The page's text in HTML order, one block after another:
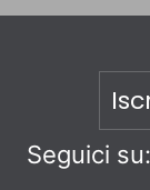
Seguici su: